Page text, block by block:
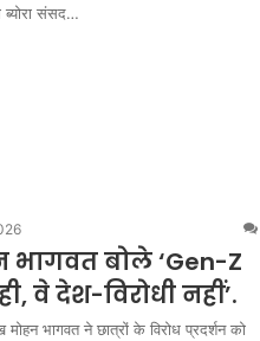
ब्योरा संसद…
भागवत बोले ‘Gen-Z
वे देश-विरोधी नहीं’.
भागवत ने छात्रों के विरोध प्रदर्शन को